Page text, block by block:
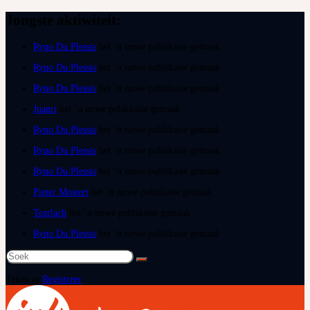
Ryno Du Plessis
Ryno Du Plessis
Ryno Du Plessis
Juanri
Ryno Du Plessis
Ryno Du Plessis
Ryno Du Plessis
Pieter Mostert
Tearlach
Ryno Du Plessis
Soek
na:
Registreer